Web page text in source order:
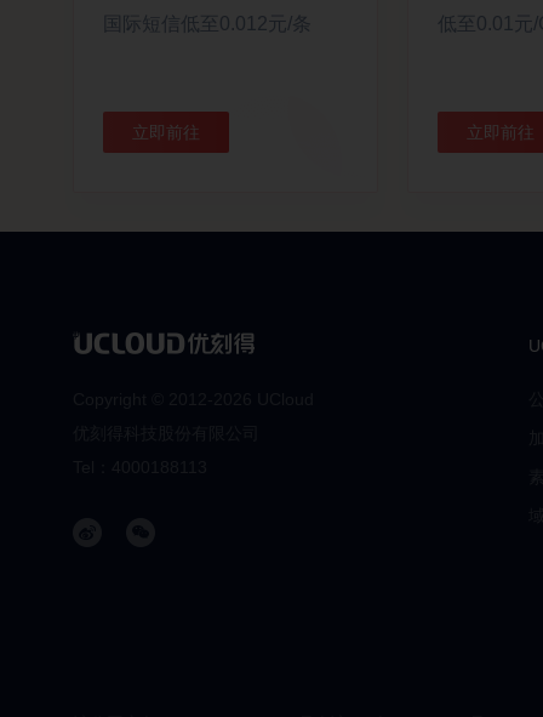
国际短信低至0.012元/条
立即前往
低至0.01元/
立即前往